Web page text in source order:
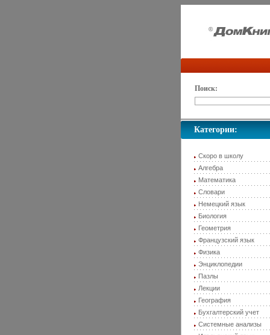
Поиск:
Категории:
Скоро в школу
Алгебра
Математика
Словари
Немецкий язык
Биология
Геометрия
Французский язык
Физика
Энциклопедии
Пазлы
Лекции
География
Бухгалтерский учет
Системные анализы